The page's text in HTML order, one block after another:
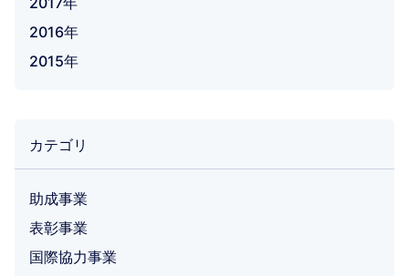
2016年
2015年
カテゴリ
助成事業
表彰事業
国際協力事業